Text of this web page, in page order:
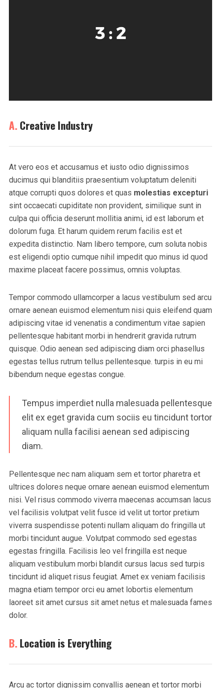
A.Creative Industry
At vero eos et accusamus et iusto odio dignissimos
ducimus qui blanditiis praesentium voluptatum deleniti
atque corrupti quos dolores et quas molestias excepturi
sint occaecati cupiditate non provident, similique sunt in
culpa qui officia deserunt mollitia animi, id est laborum et
dolorum fuga. Et harum quidem rerum facilis est et
expedita distinctio. Nam libero tempore, cum soluta nobis
est eligendi optio cumque nihil impedit quo minus id quod
maxime placeat facere possimus, omnis voluptas.
Tempor commodo ullamcorper a lacus vestibulum sed arcu
ornare aenean euismod elementum nisi quis eleifend quam
adipiscing vitae id venenatis a condimentum vitae sapien
pellentesque habitant morbi in hendrerit gravida rutrum
quisque. Odio aenean sed adipiscing diam orci phasellus
egestas tellus rutrum tellus pellentesque. turpis in eu mi
bibendum neque egestas congue.
Tempus imperdiet nulla malesuada pellentesque
elit ex eget gravida cum sociis eu tincidunt tortor
aliquam nulla facilisi aenean sed adipiscing
diam.
Pellentesque nec nam aliquam sem et tortor pharetra et
ultrices dolores neque ornare aenean euismod elementum
nisi. Vel risus commodo viverra maecenas accumsan lacus
vel facilisis volutpat velit fusce id velit ut tortor pretium
viverra suspendisse potenti nullam aliquam do fringilla ut
morbi tincidunt augue. Volutpat commodo sed egestas
egestas fringilla. Facilisis leo vel fringilla est neque
aliquam vestibulum morbi blandit cursus lacus sed turpis
tincidunt id aliquet risus feugiat. Amet ex veniam facilisis
magna etiam tempor orci eu amet lobortis elementum
laoreet sit amet cursus sit amet netus et malesuada fames
dolor.
B.Location is Everything
Arcu ac tortor dignissim convallis aenean et tortor morbi